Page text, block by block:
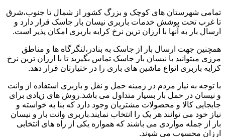
تمامی شهرستان های کوچک و بزرگ کشور از شمال تا جنوب،شرق
تا غرب تحت پوشش خدمات باربری نیسان بار جاسک قرار دارد و
ارسال بار به آنها با ارزان ترین نرخ کرایه باربری امکان پذیر است.
همچنین جهت ارسال بار از جاسک به بنادر،لنگرگاه ها و مناطق
مرزی میتوانید با نیسان بار جاسک تماس بگیرید تا با ارزان ترین نرخ
کرایه باربری انواع ماشین های باری را در ختیارتان قرار دهد.
با توجه به نیاز مردم در زمینه حمل و نقل و باربری استفاده از وانت
و نیسان در حمل بار بسیار متداول می باشد.روش های زیادی برای
جابجایی کالا و محصولات مشتریان وجود دارد که بنا به خواسته و
نیاز خود می توانند هر یک را انتخاب نمایند.باربری وانت بار و نیسان
بار از جمله مواردی می باشند که همواره یکی از راه های انتخابی
ارزان محسوب می شوند.